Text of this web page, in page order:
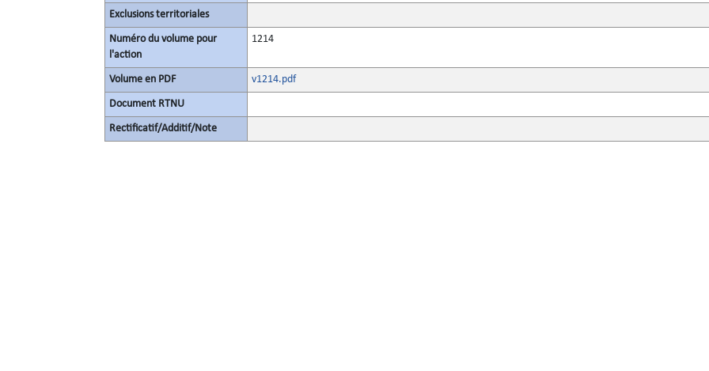
Exclusions territoriales
Numéro du volume pour
l'action
1214
Volume en PDF v1214.pdf
Document RTNU
Rectificatif/Additif/Note